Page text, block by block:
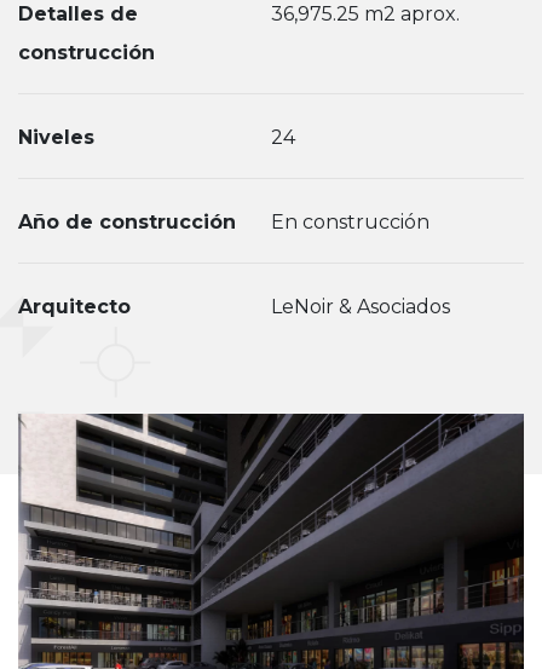
Detalles de
construcción
36,975.25 m2 aprox.
Niveles 24
Año de construcción En construcción
Arquitecto LeNoir & Asociados